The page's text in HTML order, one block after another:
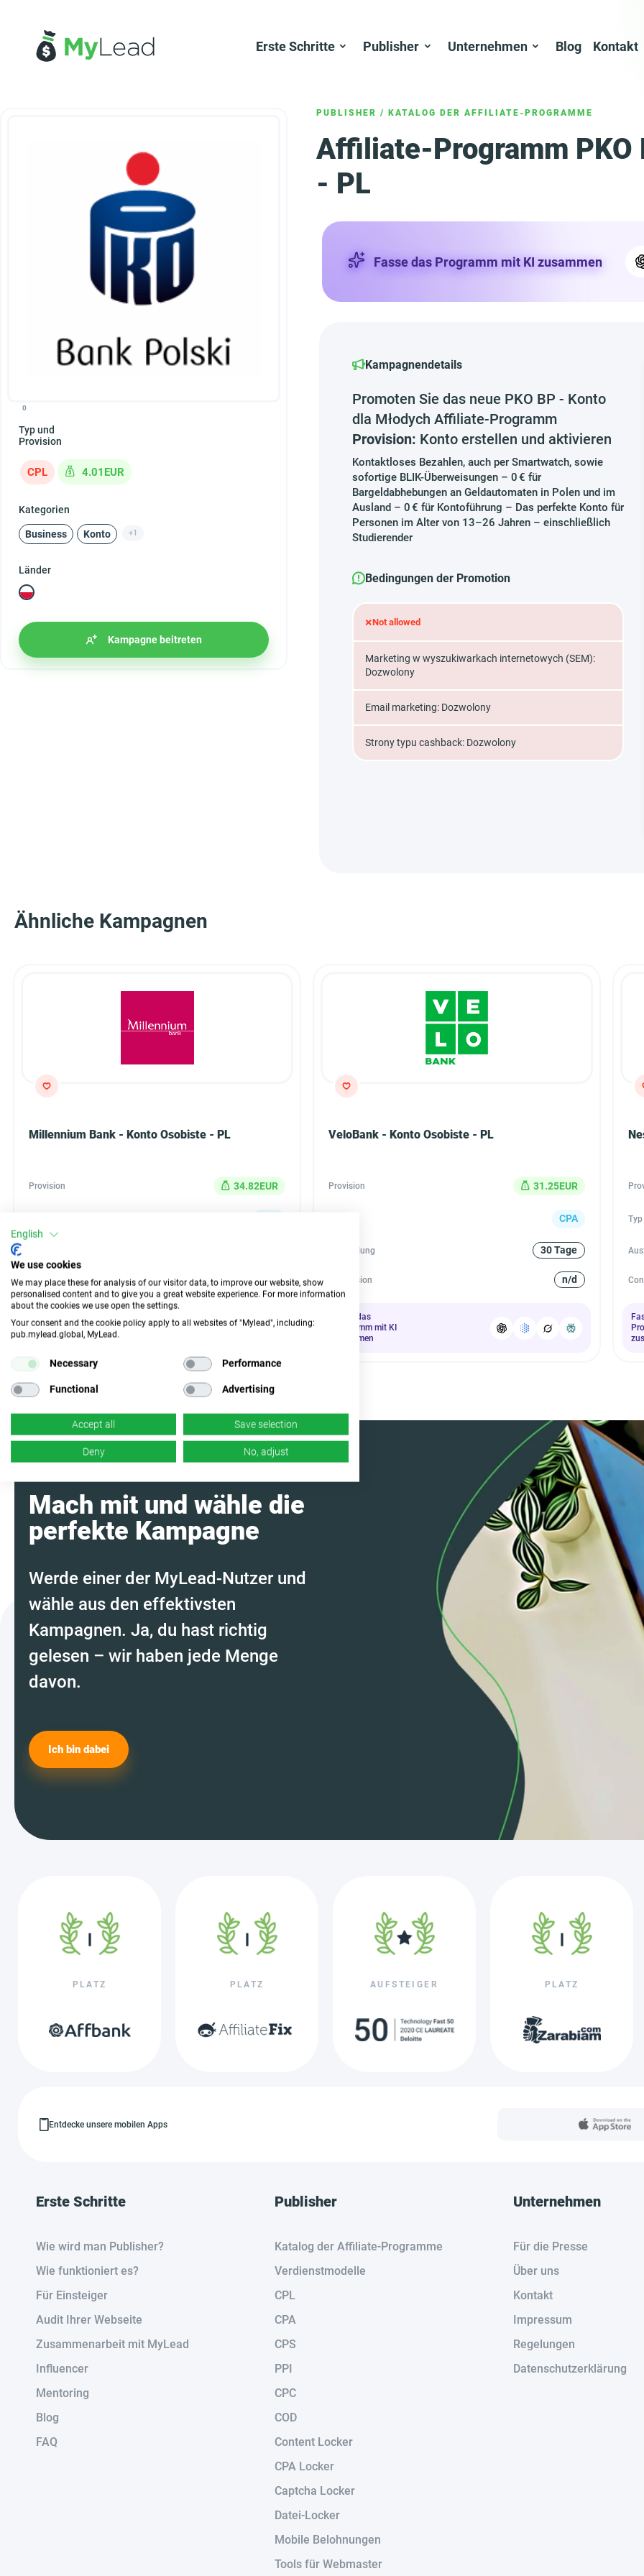
Erste Schritte Publisher Unternehmen Blog Kontakt
PUBLISHER / KATALOG DER AFFILIATE-PROGRAMME
Affiliate-Programm PKO
- PL
0
Typ und
Provision
CPL 4.01EUR
Kategorien
Business Konto +1
Länder
Kampagne beitreten
Fasse das Programm mit KI zusammen
Kampagnendetails
Promoten Sie das neue PKO BP - Konto
dla Młodych Affiliate-Programm
Provision: Konto erstellen und aktivieren
Kontaktloses Bezahlen, auch per Smartwatch, sowie
sofortige BLIK-Überweisungen – 0 € für
Bargeldabhebungen an Geldautomaten in Polen und im
Ausland – 0 € für Kontoführung – Das perfekte Konto für
Personen im Alter von 13–26 Jahren – einschließlich
Studierender
Bedingungen der Promotion
×Not allowed
Marketing w wyszukiwarkach internetowych (SEM):
Dozwolony
Email marketing: Dozwolony
Strony typu cashback: Dozwolony
Ähnliche Kampagnen
Millennium Bank - Konto Osobiste - PL
Provision 34.82EUR
Conversion n/d
Fasse das
Programm mit KI
zusammen
VeloBank - Konto Osobiste - PL
Provision 31.25EUR
CPA
Auszahlung 30 Tage
Conversion n/d
Fasse das
Programm mit KI
zusammen
Typ
Mach mit und wähle die
perfekte Kampagne
Werde einer der MyLead-Nutzer und
wähle aus den effektivsten
Kampagnen. Ja, du hast richtig
gelesen – wir haben jede Menge
davon.
Ich bin dabei
PLATZ PLATZ AUFSTEIGER PLATZ
Entdecke unsere mobilen Apps
Erste Schritte
Wie wird man Publisher?
Wie funktioniert es?
Für Einsteiger
Audit Ihrer Webseite
Zusammenarbeit mit MyLead
Influencer
Mentoring
Blog
FAQ
Publisher
Katalog der Affiliate-Programme
Verdienstmodelle
CPL
CPA
CPS
PPI
CPC
COD
Content Locker
CPA Locker
Captcha Locker
Datei-Locker
Mobile Belohnungen
Tools für Webmaster
Unternehmen
Für die Presse
Über uns
Kontakt
Impressum
Regelungen
Datenschutzerklärung
English
We use cookies
We may place these for analysis of our visitor data, to improve our website, show
personalised content and to give you a great website experience. For more information
about the cookies we use open the settings.
Your consent and the cookie policy apply to all websites of "Mylead", including:
pub.mylead.global, MyLead.
Necessary Performance
Functional Advertising
Accept all Save selection
Deny No, adjust